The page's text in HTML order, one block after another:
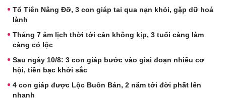
Tổ Tiên Nâng Đỡ, 3 con giáp tai qua nạn khỏi, gặp dữ hoá
lành
Tháng 7 âm lịch thời tới cản không kịp, 3 tuổi càng làm
càng có lộc
Sau ngày 10/8: 3 con giáp bước vào giai đoạn nhiều cơ
hội, tiền bạc khởi sắc
4 con giáp được Lộc Buôn Bán, 2 năm tới đời phất lên
nhanh